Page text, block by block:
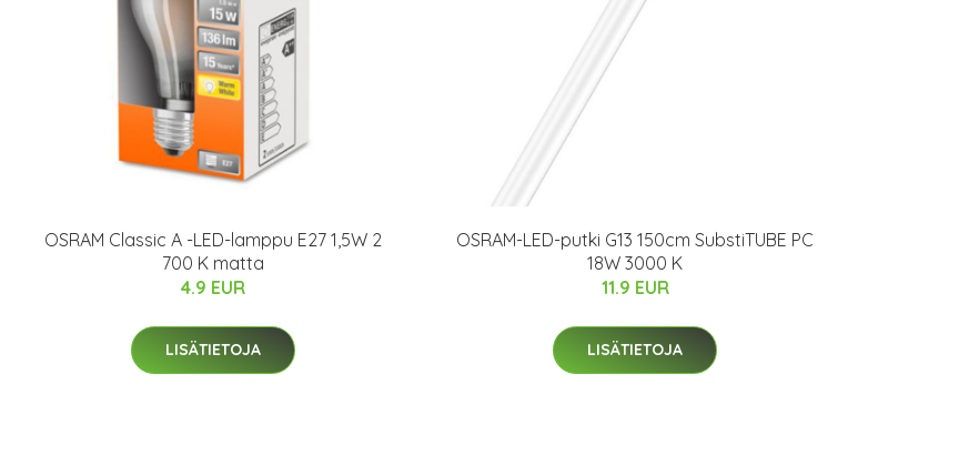
OSRAM Classic A -LED-lamppu E27 1,5W 2
700 K matta
4.9 EUR
LISÄTIETOJA
OSRAM-LED-putki G13 150cm SubstiTUBE PC
18W 3000 K
11.9 EUR
LISÄTIETOJA